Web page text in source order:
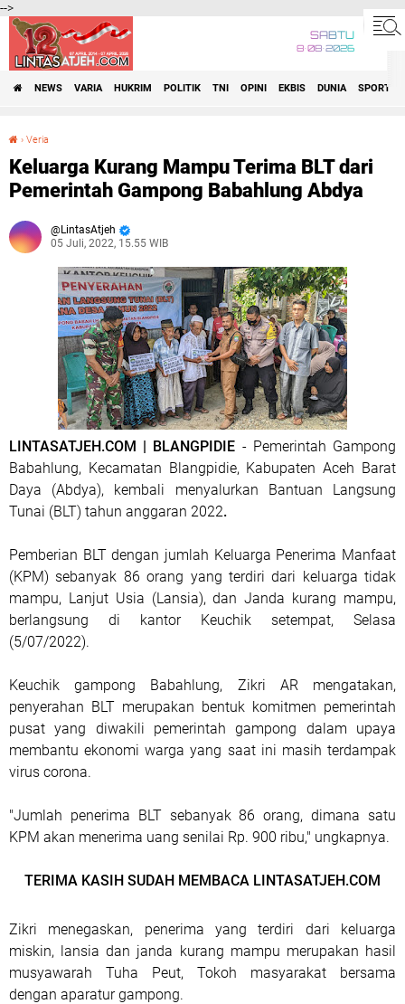
-->
SABTU
8•08•2026
NEWS VARIA HUKRIM POLITIK TNI OPINI EKBIS DUNIA SPORT
› Veria
Keluarga Kurang Mampu Terima BLT dari
Pemerintah Gampong Babahlung Abdya
LintasAtjeh
05 Juli, 2022, 15.55 WIB
LINTASATJEH.COM | BLANGPIDIE - Pemerintah Gampong
Babahlung, Kecamatan Blangpidie, Kabupaten Aceh Barat
Daya (Abdya), kembali menyalurkan Bantuan Langsung
Tunai (BLT) tahun anggaran 2022.
Pemberian BLT dengan jumlah Keluarga Penerima Manfaat
(KPM) sebanyak 86 orang yang terdiri dari keluarga tidak
mampu, Lanjut Usia (Lansia), dan Janda kurang mampu,
berlangsung di kantor Keuchik setempat, Selasa
(5/07/2022).
Keuchik gampong Babahlung, Zikri AR mengatakan,
penyerahan BLT merupakan bentuk komitmen pemerintah
pusat yang diwakili pemerintah gampong dalam upaya
membantu ekonomi warga yang saat ini masih terdampak
virus corona.
"Jumlah penerima BLT sebanyak 86 orang, dimana satu
KPM akan menerima uang senilai Rp. 900 ribu," ungkapnya.
TERIMA KASIH SUDAH MEMBACA LINTASATJEH.COM
Zikri menegaskan, penerima yang terdiri dari keluarga
miskin, lansia dan janda kurang mampu merupakan hasil
musyawarah Tuha Peut, Tokoh masyarakat bersama
dengan aparatur gampong.